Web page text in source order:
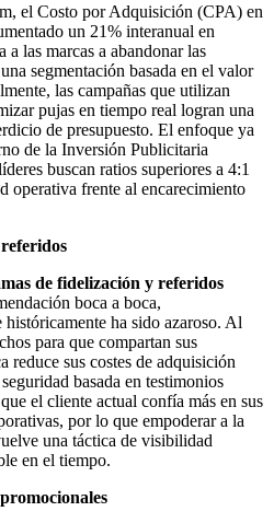
el Costo por Adquisición (CPA) en
un 21% interanual en
a las marcas a abandonar las
segmentación basada en el valor
las campañas que utilizan
pujas en tiempo real logran una
de presupuesto. El enfoque ya
de la Inversión Publicitaria
buscan ratios superiores a 4:1
operativa frente al encarecimiento
de fidelización y referidos
boca a boca,
ha sido azaroso. Al
para que compartan sus
reduce sus costes de adquisición
basada en testimonios
el cliente actual confía más en sus
por lo que empoderar a la
una táctica de visibilidad
en el tiempo.